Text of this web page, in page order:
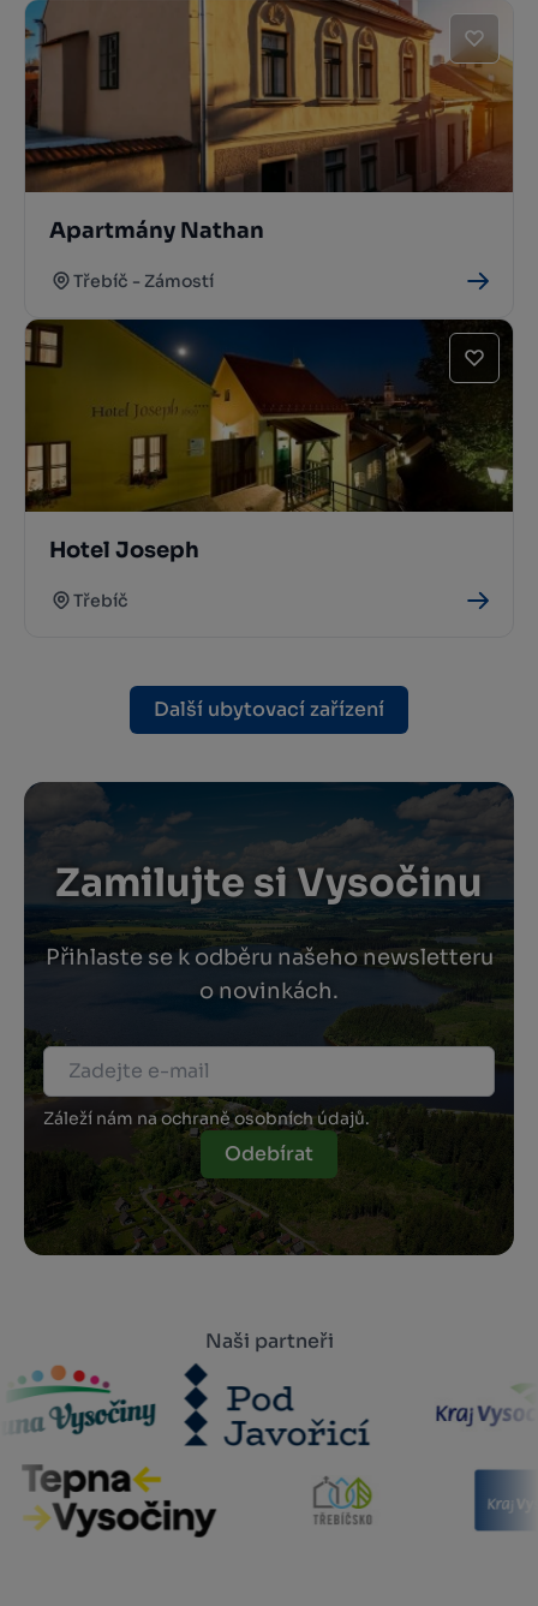
Apartmány Nathan
Třebíč - Zámostí
Hotel Joseph
Třebíč
Další ubytovací zařízení
Zamilujte si Vysočinu
Přihlaste se k odběru našeho newsletteru
o novinkách.
Záleží nám na ochraně osobních údajů.
Odebírat
Naši partneři